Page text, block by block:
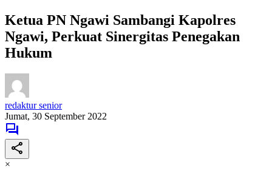
Ketua PN Ngawi Sambangi Kapolres
Ngawi, Perkuat Sinergitas Penegakan
Hukum
redaktur senior
Jumat, 30 September 2022
×